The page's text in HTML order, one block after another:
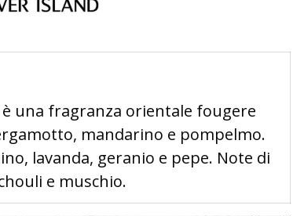
una fragranza orientale fougere
mandarino e pompelmo.
lavanda, geranio e pepe. Note di
e muschio.